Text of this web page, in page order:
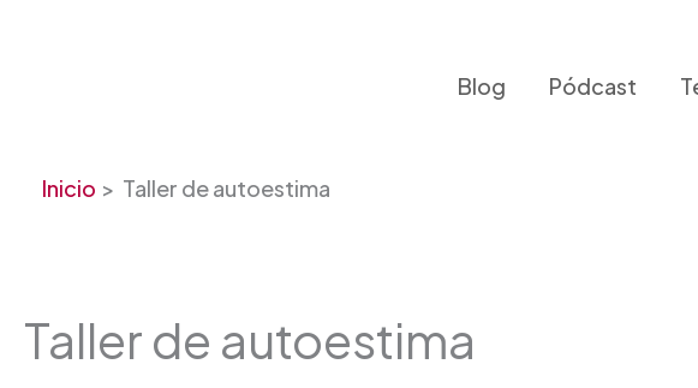
Blog Pódcast
Inicio Taller de autoestima
Taller de autoestima